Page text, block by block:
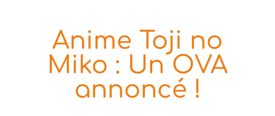
Anime Toji no
Miko : Un OVA
annoncé !